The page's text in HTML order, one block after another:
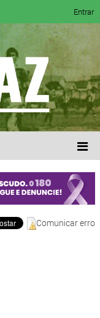
Entrar
Comunicar erro